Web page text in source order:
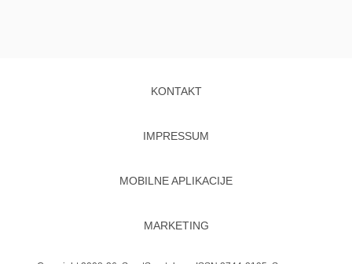
KONTAKT
IMPRESSUM
MOBILNE APLIKACIJE
MARKETING